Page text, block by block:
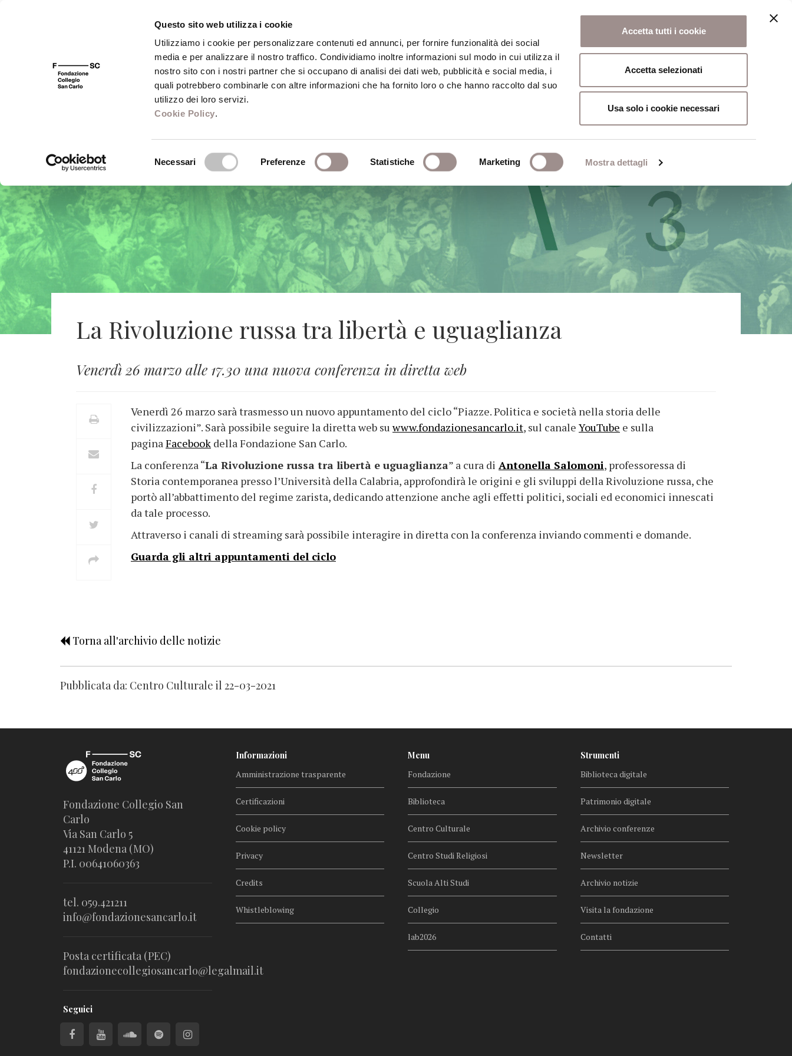
Questo sito web utilizza i cookie
Utilizziamo i cookie per personalizzare contenuti ed annunci, per fornire funzionalità dei social
media e per analizzare il nostro traffico. Condividiamo inoltre informazioni sul modo in cui utilizza il
nostro sito con i nostri partner che si occupano di analisi dei dati web, pubblicità e social media, i
quali potrebbero combinarle con altre informazioni che ha fornito loro o che hanno raccolto dal suo
utilizzo dei loro servizi.
Cookie Policy.
Necessari Preferenze Statistiche Marketing Mostra dettagli
Accetta tutti i cookie
Accetta selezionati
Usa solo i cookie necessari
FSC 400 Fondazione Biblioteca Centro Culturale Centro Studi Religiosi Scuola Alti Studi
La Rivoluzione russa tra libertà e uguaglianza
Venerdì 26 marzo alle 17.30 una nuova conferenza in diretta web
Venerdì 26 marzo sarà trasmesso un nuovo appuntamento del ciclo “Piazze. Politica e società nella storia delle
civilizzazioni”. Sarà possibile seguire la diretta web suwww.fondazionesancarlo.it, sul canale YouTube e sulla
paginaFacebook della Fondazione San Carlo.
La conferenza “La Rivoluzione russa tra libertà e uguaglianza” a cura di Antonella Salomoni, professoressa di
Storia contemporanea presso l’Università della Calabria, approfondirà le origini e gli sviluppi della Rivoluzione russa, che
portò all’abbattimento del regime zarista, dedicando attenzione anche agli effetti politici, sociali ed economici innescati
da tale processo.
Attraverso i canali di streaming sarà possibile interagire in diretta con la conferenza inviando commenti e domande.
Guarda gli altri appuntamenti del ciclo
Torna all'archivio delle notizie
Pubblicata da: Centro Culturale il 22-03-2021
Fondazione Collegio San
Carlo
Via San Carlo 5
41121 Modena (MO)
P.I. 00641060363
tel. 059.421211
info@fondazionesancarlo.it
Posta certificata (PEC)
fondazionecollegiosancarlo@legalmail.it
Seguici
Informazioni
Amministrazione trasparente
Certificazioni
Cookie policy
Privacy
Credits
Whistleblowing
Menu
Fondazione
Biblioteca
Centro Culturale
Centro Studi Religiosi
Scuola Alti Studi
Collegio
lab2026
Strumenti
Biblioteca digitale
Patrimonio digitale
Archivio conferenze
Newsletter
Archivio notizie
Visita la fondazione
Contatti